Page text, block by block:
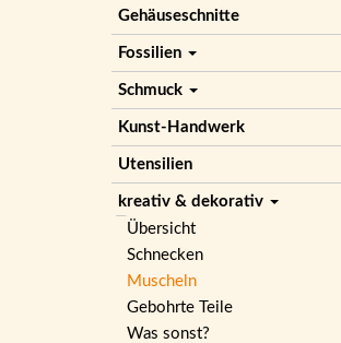
Gehäuseschnitte
Fossilien
Schmuck
Kunst-Handwerk
Utensilien
kreativ & dekorativ
Übersicht
Schnecken
Muscheln
Gebohrte Teile
Was sonst?